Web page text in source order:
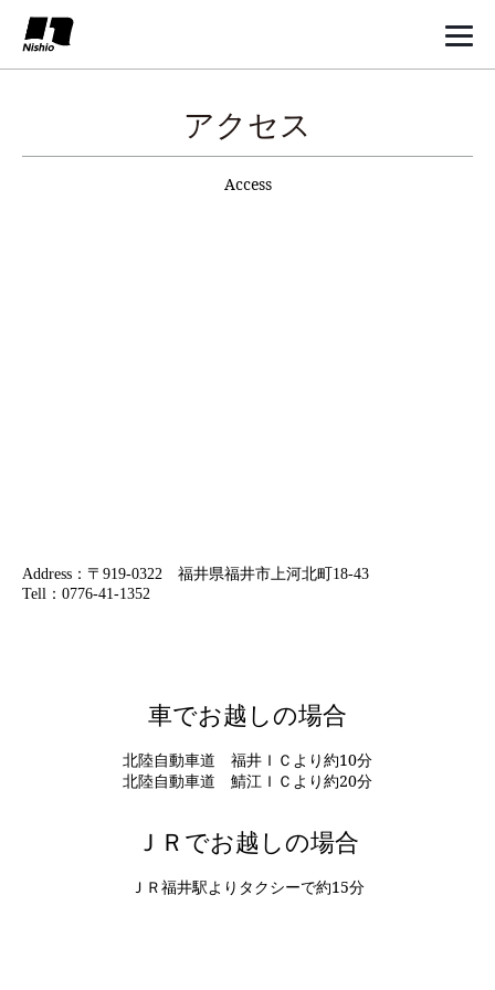
アクセス
Access
Address：〒919-0322 福井県福井市上河北町18-43
Tell：0776-41-1352
車でお越しの場合
北陸自動車道 福井ＩＣより約10分
北陸自動車道 鯖江ＩＣより約20分
ＪＲでお越しの場合
ＪＲ福井駅よりタクシーで約15分